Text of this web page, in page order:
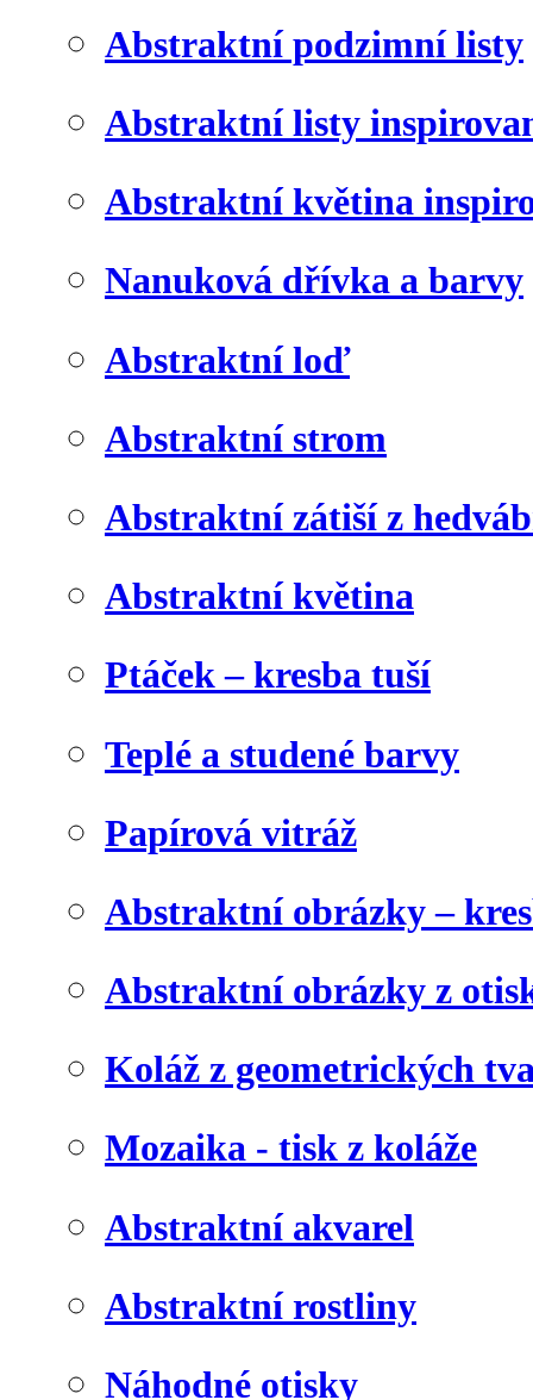
Abstraktní podzimní listy
Abstraktní listy
Abstraktní květina
Nanuková dřívka a barvy
Abstraktní loď
Abstraktní strom
Abstraktní zátiší z
Abstraktní květina
Ptáček – kresba tuší
Teplé a studené barvy
Papírová vitráž
Abstraktní obrázky –
Abstraktní obrázky z
Koláž z geometrických
Mozaika - tisk z koláže
Abstraktní akvarel
Abstraktní rostliny
Náhodné otisky